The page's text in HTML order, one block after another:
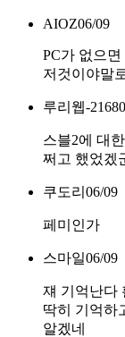
AIOZ06/09
PC가 없으면
저것이야말
루리웹-
스블2에 대
쩌고 했었겠
쿠도리 06/09
페미인가
스마일06/09
쟤 기억난다
딱히 기억하
알겠네